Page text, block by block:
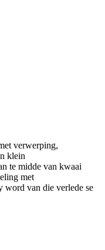
verwerping,
klein
te midde van kwaai
met
word van die verlede se